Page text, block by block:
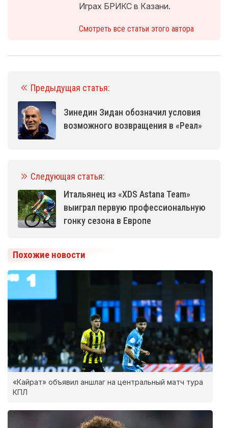
Играх БРИКС в Казани.
Смотреть все статьи этого автора
Предыдущая статья:
Зинедин Зидан обозначил условия
возможного возвращения в «Реал»
Следующая статья:
Итальянец из «XDS Astana Team»
выиграл первую профессиональную
гонку сезона в Европе
Похожие новости
«Кайрат» объявил аншлаг на центральный матч тура
КПЛ